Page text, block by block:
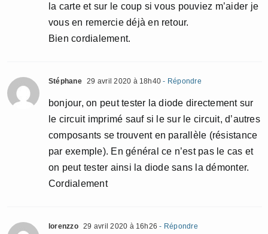
la carte et sur le coup si vous pouviez m’aider je
vous en remercie déjà en retour.
Bien cordialement.
Stéphane 29 avril 2020 à 18h40 - Répondre
bonjour, on peut tester la diode directement sur
le circuit imprimé sauf si le sur le circuit, d’autres
composants se trouvent en parallèle (résistance
par exemple). En général ce n’est pas le cas et
on peut tester ainsi la diode sans la démonter.
Cordialement
lorenzzo 29 avril 2020 à 16h26 - Répondre